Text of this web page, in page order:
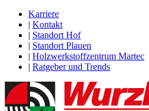
Karriere
| Kontakt
| Standort Hof
| Standort Plauen
| Holzwerkstoffzentrum Martec
| Ratgeber und Trends